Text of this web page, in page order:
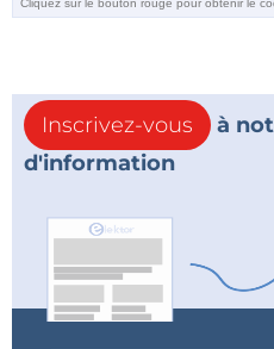
Inscrivez-vous
à
d'information